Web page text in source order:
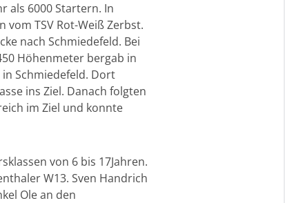
als 6000 Startern. In
TSV Rot-Weiß Zerbst.
nach Schmiedefeld. Bei
Höhenmeter bergab in
Schmiedefeld. Dort
ins Ziel. Danach folgten
im Ziel und konnte
von 6 bis 17Jahren.
W13. Sven Handrich
Ole an den